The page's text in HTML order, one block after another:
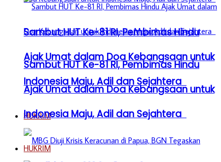
Sambut HUT Ke-81 RI, Pembimas Hindu
Ajak Umat dalam Doa Kebangsaan untuk
Indonesia Maju, Adil dan Sejahtera
HUKRIM
Sambut HUT Ke-81 RI, Pembimas Hindu
Ajak Umat dalam Doa Kebangsaan untuk
Indonesia Maju, Adil dan Sejahtera
HUKRIM